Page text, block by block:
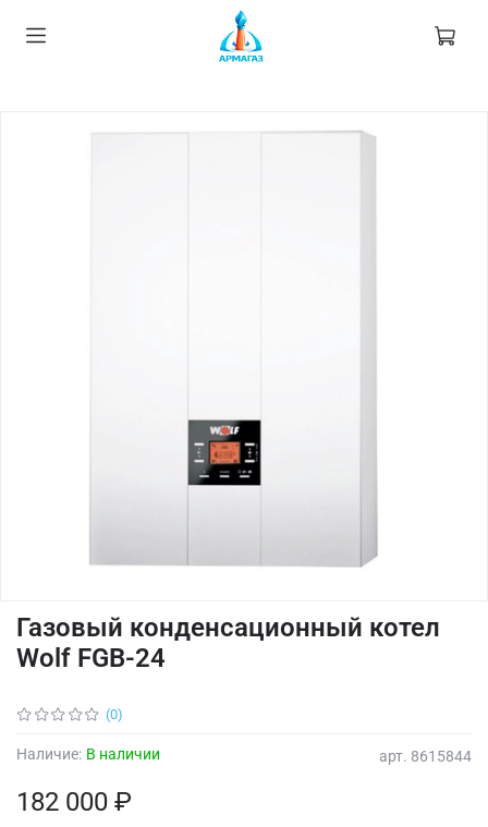
(0)
арт. 8615844
Наличие: В наличии
Газовый конденсационный котел
Wolf FGB-24
182 000 ₽